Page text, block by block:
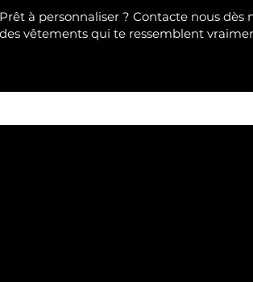
Prêt à personnaliser ? Contacte nous dès
des vêtements qui te ressemblent